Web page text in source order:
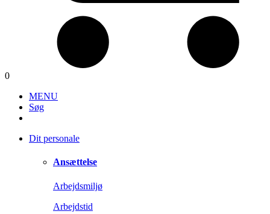
0
MENU
Søg
Dit personale
Ansættelse
Arbejdsmiljø
Arbejdstid